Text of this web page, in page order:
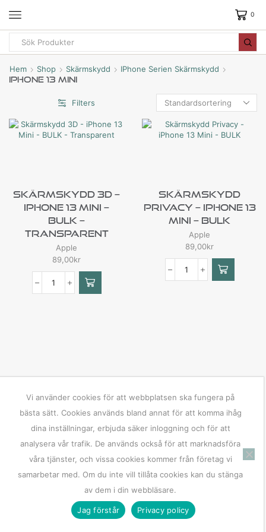
0
Hem Shop Skärmskydd
IPhone Serien Skärmskydd
IPhone 13 Mini
Filters
Skärmskydd 3D –
IPhone 13 Mini –
BULK –
Transparent
Apple
89,00kr
Skärmskydd
Privacy – IPhone 13
Mini – BULK
Apple
89,00kr
Vi använder cookies för att webbplatsen ska fungera på
bästa sätt. Cookies används bland annat för att komma ihåg
dina inställningar, erbjuda säker inloggning och för att
analysera vår trafik. De används också för att marknadsföra
våra tjänster, och vissa cookies kommer från företag vi
samarbetar med. Om du inte vill tillåta cookies kan du stänga
av dem i din webbläsare.
Jag förstår Privacy policy